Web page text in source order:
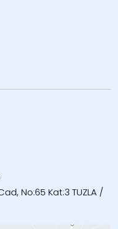
No:65 Kat:3 TUZLA /